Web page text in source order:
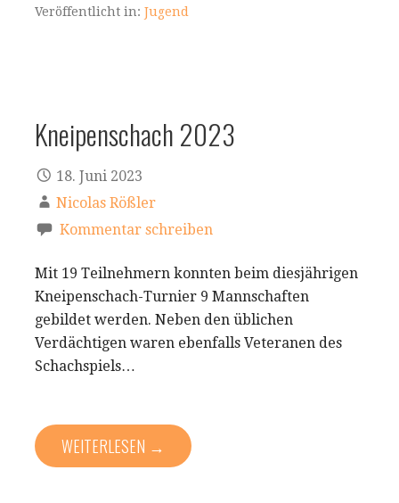
Veröffentlicht in: Jugend
Kneipenschach 2023
18. Juni 2023
Nicolas Rößler
Kommentar schreiben
Mit 19 Teilnehmern konnten beim diesjährigen
Kneipenschach-Turnier 9 Mannschaften
gebildet werden. Neben den üblichen
Verdächtigen waren ebenfalls Veteranen des
Schachspiels…
WEITERLESEN →